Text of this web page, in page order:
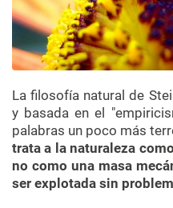
La filosofía natural de
y basada en el
palabras un poco más
trata a la naturaleza
no como una masa
ser explotada sin